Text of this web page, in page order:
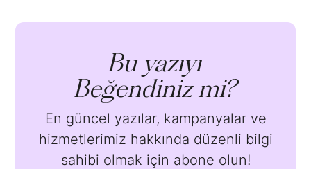
Bu yazıyı
Beğendiniz mi?
En güncel yazılar, kampanyalar ve
hizmetlerimiz hakkında düzenli bilgi
sahibi olmak için abone olun!